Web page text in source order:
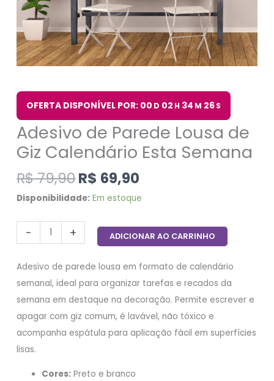
OFERTA DISPONÍVEL POR: 00 D 02 H 34 M 26S
Adesivo de Parede Lousa de
Giz Calendário Esta Semana
R$79,90R$ 69,90
Disponibilidade: Em estoque
- + ADICIONAR AO CARRINHO
Adesivo de parede lousa em formato de calendário
semanal, ideal para organizar tarefas e recados da
semana em destaque na decoração. Permite escrever e
apagar com giz comum, é lavável, não tóxico e
acompanha espátula para aplicação fácil em superfícies
lisas.
Cores: Preto e branco